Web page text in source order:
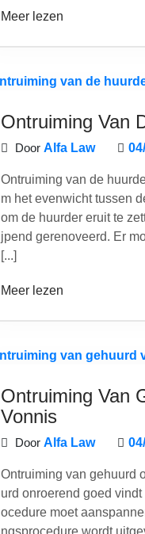
Meer lezen
Ontruiming Van
Door Alfa Law
Ontruiming van de
m het evenwicht tussen
om de huurder eruit te
jpend gerenoveerd. Er
[...]
Meer lezen
Ontruiming Van
Vonnis
Door Alfa Law
Ontruiming van gehuurd
urd onroerend goed
ocedure moet
ngsprocedure wordt